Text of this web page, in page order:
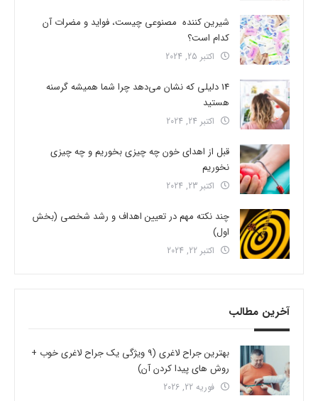
شیرین کننده مصنوعی چیست، فواید و مضرات آن
کدام است؟
اکتبر 25, 2024
14 دلیلی که نشان می‌دهد چرا شما همیشه گرسنه
هستید
اکتبر 24, 2024
قبل از اهدای خون چه چیزی بخوریم و چه چیزی
نخوریم
اکتبر 23, 2024
چند نکته مهم در تعیین اهداف و رشد شخصی (بخش
اول)
اکتبر 22, 2024
آخرین مطالب
بهترین جراح لاغری (9 ویژگی یک جراح لاغری خوب +
روش های پیدا کردن آن)
فوریه 22, 2026